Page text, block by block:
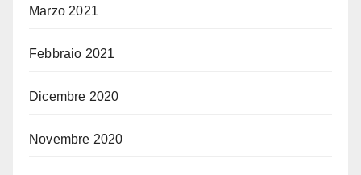
Marzo 2021
Febbraio 2021
Dicembre 2020
Novembre 2020